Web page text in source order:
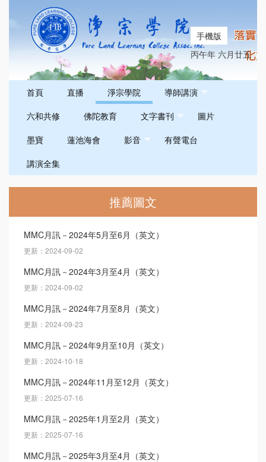
手機版
丙午年 六月廿五
首頁 直播 淨宗學院
導師講演
六和共修
佛陀教育 文字書刊
圖片
墨寶
蓮池海會 影音
有聲電台
講演全集
推薦圖文
MMC月訊－2024年5月至6月（英文）
更新：2024-09-02
MMC月訊－2024年3月至4月（英文）
更新：2024-09-02
MMC月訊－2024年7月至8月（英文）
更新：2024-09-23
MMC月訊－2024年9月至10月（英文）
更新：2024-10-18
MMC月訊－2024年11月至12月（英文）
更新：2025-07-16
MMC月訊－2025年1月至2月（英文）
更新：2025-07-16
MMC月訊－2025年3月至4月（英文）